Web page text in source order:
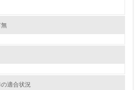
法規制を把握し、順守している
適合状況